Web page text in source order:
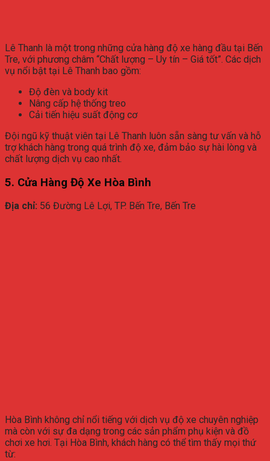
Lê Thanh là một trong những cửa hàng độ xe hàng đầu tại Bến
Tre, với phương châm “Chất lượng – Uy tín – Giá tốt”. Các dịch
vụ nổi bật tại Lê Thanh bao gồm:
Độ đèn và body kit
Nâng cấp hệ thống treo
Cải tiến hiệu suất động cơ
Đội ngũ kỹ thuật viên tại Lê Thanh luôn sẵn sàng tư vấn và hỗ
trợ khách hàng trong quá trình độ xe, đảm bảo sự hài lòng và
chất lượng dịch vụ cao nhất.
5. Cửa Hàng Độ Xe Hòa Bình
Địa chỉ: 56 Đường Lê Lợi, TP. Bến Tre, Bến Tre
Hòa Bình không chỉ nổi tiếng với dịch vụ độ xe chuyên nghiệp
mà còn với sự đa dạng trong các sản phẩm phụ kiện và đồ
chơi xe hơi. Tại Hòa Bình, khách hàng có thể tìm thấy mọi thứ
từ: